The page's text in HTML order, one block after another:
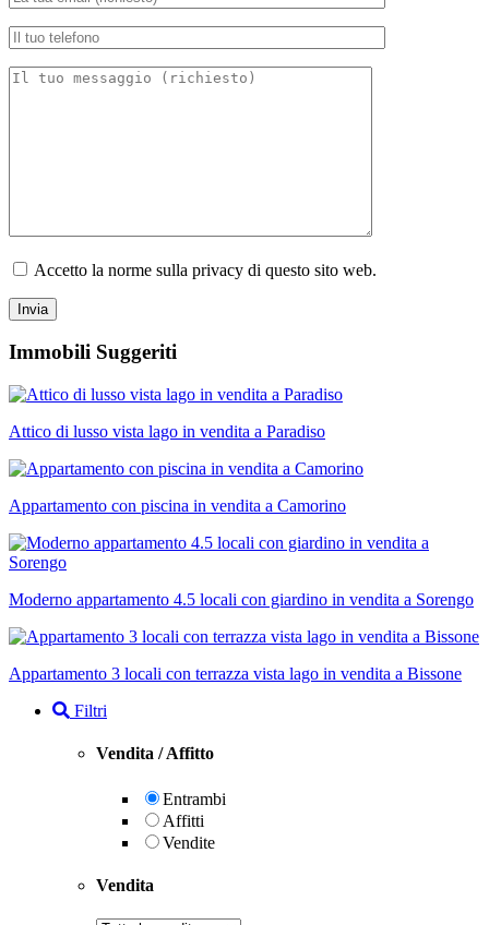
Accetto la norme sulla privacy di questo sito web.
Immobili Suggeriti
Attico di lusso vista lago in vendita a Paradiso
Appartamento con piscina in vendita a Camorino
Moderno appartamento 4.5 locali con giardino in vendita a Sorengo
Appartamento 3 locali con terrazza vista lago in vendita a Bissone
Filtri
Vendita / Affitto
Entrambi
Affitti
Vendite
Vendita